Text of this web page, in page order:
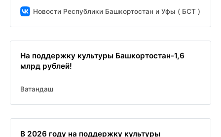
Новости Республики Башкортостан и Уфы ( БСТ )
На поддержку культуры Башкортостан-1,6
млрд рублей!
Ватандаш
В 2026 году на поддержку культуры